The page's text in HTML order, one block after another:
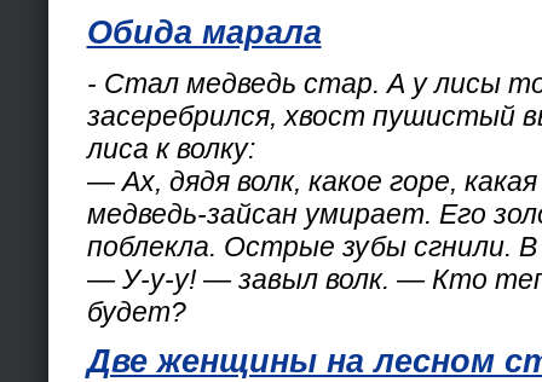
Обида марала
- Стал медведь стар. А у лисы
засеребрился, хвост пушистый
лиса к волку:
— Ах, дядя волк, какое горе,
медведь-зайсан умирает. Его
поблекла. Острые зубы сгнили.
— У-у-у! — завыл волк. — Кто
будет?
Две женщины на лесном